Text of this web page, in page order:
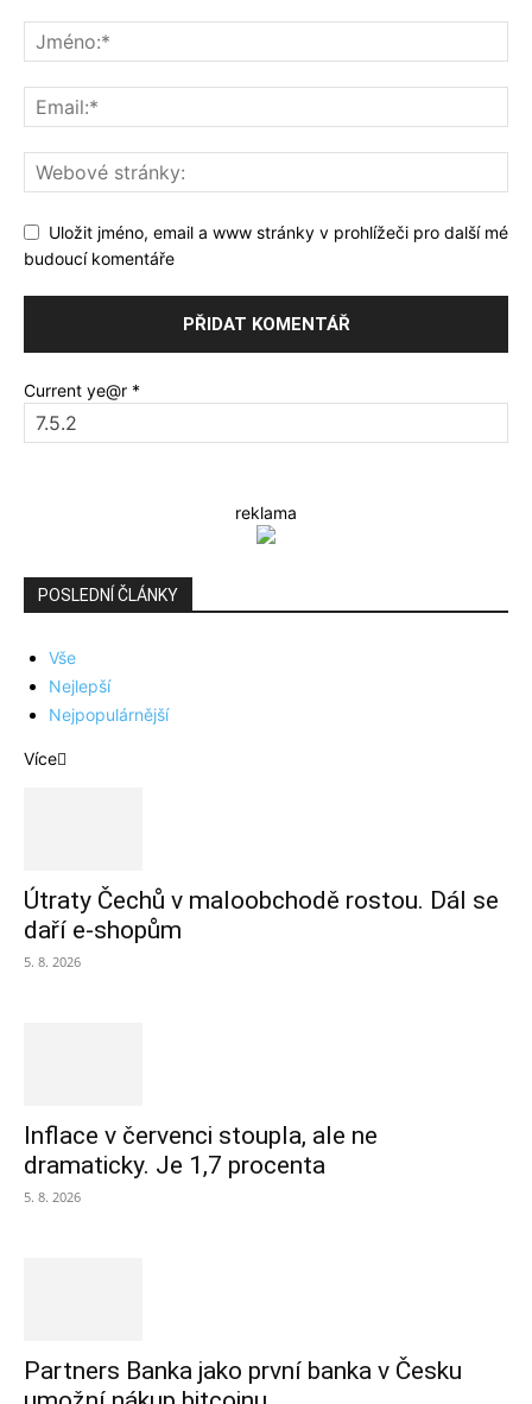
Uložit jméno, email a www stránky v prohlížeči pro další mé
budoucí komentáře
Current ye@r *
reklama
POSLEDNÍ ČLÁNKY
Vše
Nejlepší
Nejpopulárnější
Více
Útraty Čechů v maloobchodě rostou. Dál se
daří e-shopům
5. 8. 2026
Inflace v červenci stoupla, ale ne
dramaticky. Je 1,7 procenta
5. 8. 2026
Partners Banka jako první banka v Česku